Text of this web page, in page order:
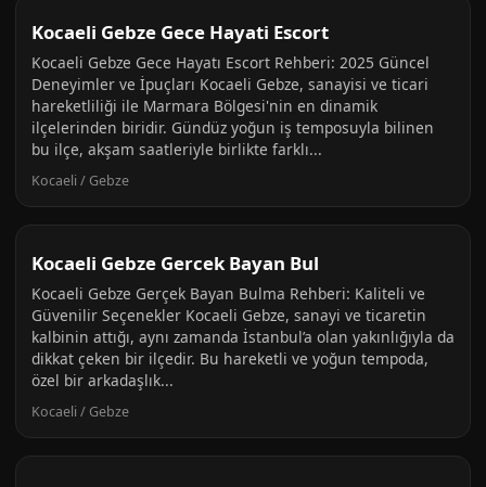
Kocaeli Gebze Gece Hayati Escort
Kocaeli Gebze Gece Hayatı Escort Rehberi: 2025 Güncel
Deneyimler ve İpuçları Kocaeli Gebze, sanayisi ve ticari
hareketliliği ile Marmara Bölgesi'nin en dinamik
ilçelerinden biridir. Gündüz yoğun iş temposuyla bilinen
bu ilçe, akşam saatleriyle birlikte farklı...
Kocaeli / Gebze
Kocaeli Gebze Gercek Bayan Bul
Kocaeli Gebze Gerçek Bayan Bulma Rehberi: Kaliteli ve
Güvenilir Seçenekler Kocaeli Gebze, sanayi ve ticaretin
kalbinin attığı, aynı zamanda İstanbul’a olan yakınlığıyla da
dikkat çeken bir ilçedir. Bu hareketli ve yoğun tempoda,
özel bir arkadaşlık...
Kocaeli / Gebze